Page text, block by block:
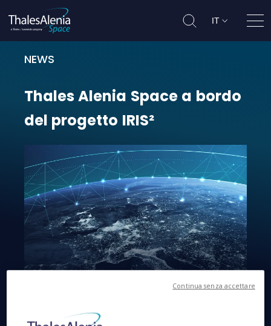
IT
NEWS
Thales Alenia Space a bordo del
ThalesAlenia Space a bordo
del progetto IRIS²
Continua senza accettare